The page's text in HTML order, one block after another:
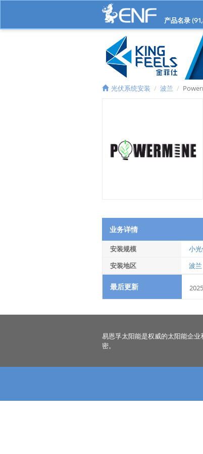
产品名录 (
光伏系统安装 波兰
业务详情
安装规模
小
安装地区
波兰
最后更新
易恩孚太阳能是权威的太阳能企
密。